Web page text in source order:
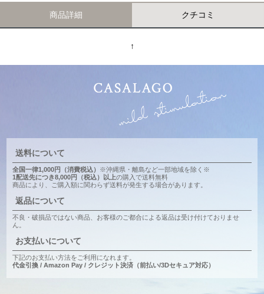
商品詳細 クチコミ
↑
送料について
全国一律1,000円（消費税込） ※沖縄県・離島など一部地域を除く※
1配送先につき8,000円（税込）以上の購入で送料無料
商品により、ご購入額に関わらず送料が発生する場合があります。
返品について
不良・破損品ではない商品、お客様のご都合による返品は受け付けておりませ
ん。
お支払いについて
下記のお支払い方法をご利用になれます。
代金引換 / Amazon Pay / クレジット決済（前払い/3Dセキュア対応）